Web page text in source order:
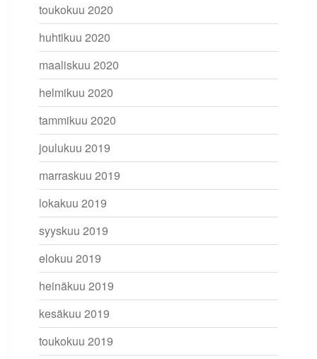
toukokuu 2020
huhtikuu 2020
maaliskuu 2020
helmikuu 2020
tammikuu 2020
joulukuu 2019
marraskuu 2019
lokakuu 2019
syyskuu 2019
elokuu 2019
heinäkuu 2019
kesäkuu 2019
toukokuu 2019